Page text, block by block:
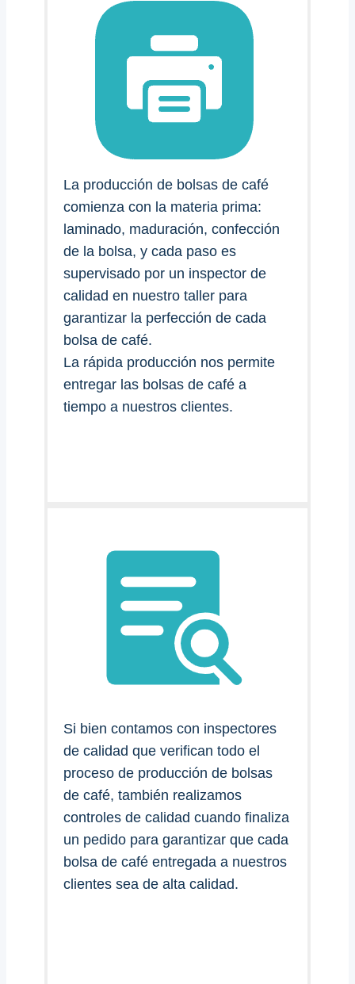
La producción de bolsas de café
comienza con la materia prima:
laminado, maduración, confección
de la bolsa, y cada paso es
supervisado por un inspector de
calidad en nuestro taller para
garantizar la perfección de cada
bolsa de café.
La rápida producción nos permite
entregar las bolsas de café a
tiempo a nuestros clientes.
Si bien contamos con inspectores
de calidad que verifican todo el
proceso de producción de bolsas
de café, también realizamos
controles de calidad cuando finaliza
un pedido para garantizar que cada
bolsa de café entregada a nuestros
clientes sea de alta calidad.